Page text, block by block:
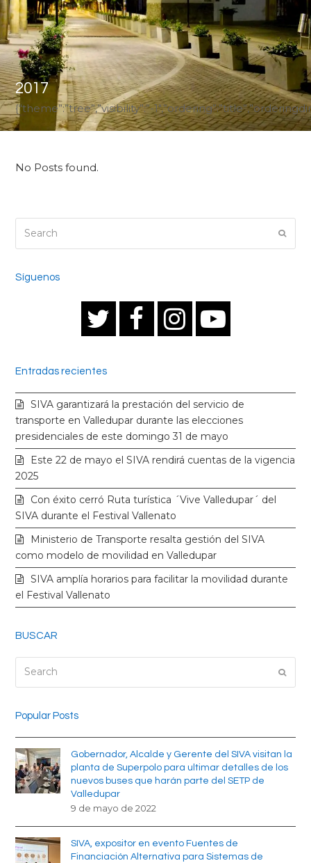
2017
{“theme”:”tree”,”visibility”:”-
No Posts found.
Síguenos
i
t
t
e
r
c
e
b
o
o
k
s
t
a
g
r
a
Y
u
t
u
b
e
Entradas recientes
SIVA garantizará la prestación del servicio de
transporte en Valledupar durante las elecciones
presidenciales de este domingo 31 de mayo
Este 22 de mayo el SIVA rendirá cuentas de la vigencia
2025
Con éxito cerró Ruta turística ´Vive Valledupar´ del
SIVA durante el Festival Vallenato
Ministerio de Transporte resalta gestión del SIVA
como modelo de movilidad en Valledupar
SIVA amplía horarios para facilitar la movilidad durante
el Festival Vallenato
BUSCAR
Popular Posts
Gobernador, Alcalde y Gerente del SIVA visitan la
planta de Superpolo para ultimar detalles de los
nuevos buses que harán parte del SETP de
Valledupar
9 de mayo de 2022
SIVA, expositor en evento Fuentes de
Financiación Alternativa para Sistemas de